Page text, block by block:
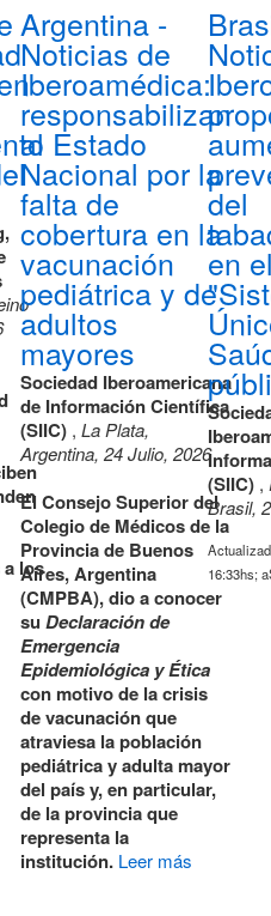
los
Argentina -
Noticias de
Iberoamédica:
responsabilizan
al Estado
Nacional por la
falta de
cobertura en la
vacunación
pediátrica y de
adultos
mayores
Sociedad Iberoamericana
de Información Científica
(SIIC) , La Plata,
Argentina, 24 Julio, 2026
El Consejo Superior del
Colegio de Médicos de la
Provincia de Buenos
Aires, Argentina
(CMPBA), dio a conocer
su Declaración de
Emergencia
Epidemiológica y Ética
con motivo de la crisis
de vacunación que
atraviesa la población
pediátrica y adulta mayor
del país y, en particular,
de la provincia que
representa la
institución. Leer más
del
en el
(SIIC) ,
Brasil,
16:33hs;